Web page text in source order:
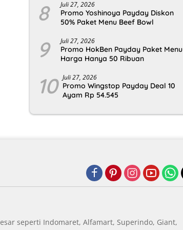
8 Juli 27, 2026
Promo Yoshinoya Payday Diskon
50% Paket Menu Beef Bowl
9 Juli 27, 2026
Promo HokBen Payday Paket Menu
Harga Hanya 50 Ribuan
10 Juli 27, 2026
Promo Wingstop Payday Deal 10
Ayam Rp 54.545
seperti Indomaret, Alfamart, Superindo, Giant,